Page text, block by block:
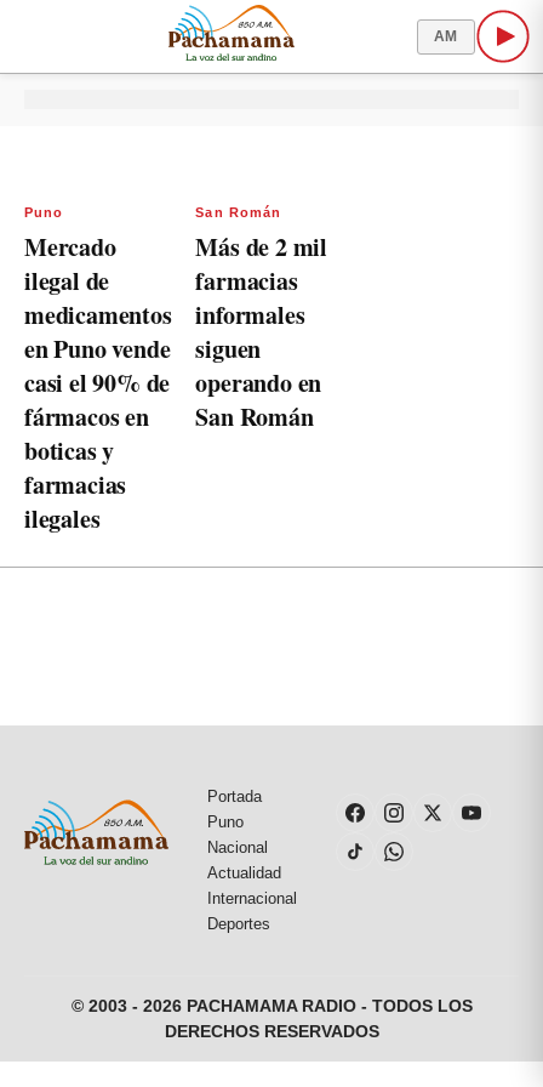
AM
Puno
Mercado
ilegal de
medicamentos
en Puno vende
casi el 90% de
fármacos en
boticas y
farmacias
ilegales
San Román
Más de 2 mil
farmacias
informales
siguen
operando en
San Román
Portada
Puno
Nacional
Actualidad
Internacional
Deportes
© 2003 - 2026 PACHAMAMA RADIO - TODOS LOS
DERECHOS RESERVADOS